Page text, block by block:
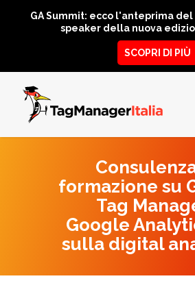
GA Summit: ecco l'anteprima
speaker della nuova
SCOPRI DI PIÙ
formazione su
Tag
Google
sulla digital